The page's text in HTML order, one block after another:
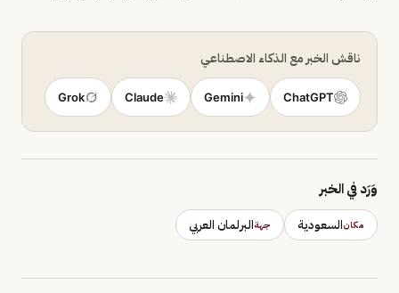
ناقش الخبر مع الذكاء الاصطناعي
ChatGPT
Gemini
Claude
Grok
وَرَد في الخبر
مكانالسعودية جهةالبرلمان العربي